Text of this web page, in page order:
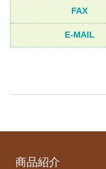
FAX
E-MAIL
商品紹介